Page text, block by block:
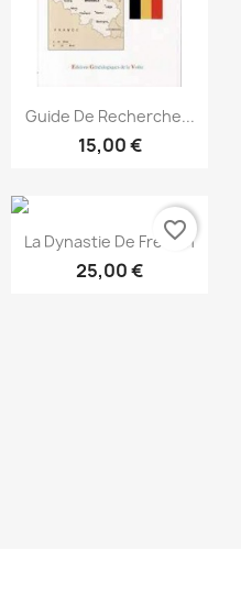
Aperçu rapide
Guide De Recherche...
15,00 €
Aperçu rapide
La Dynastie De Freslon
25,00 €
favorite_border